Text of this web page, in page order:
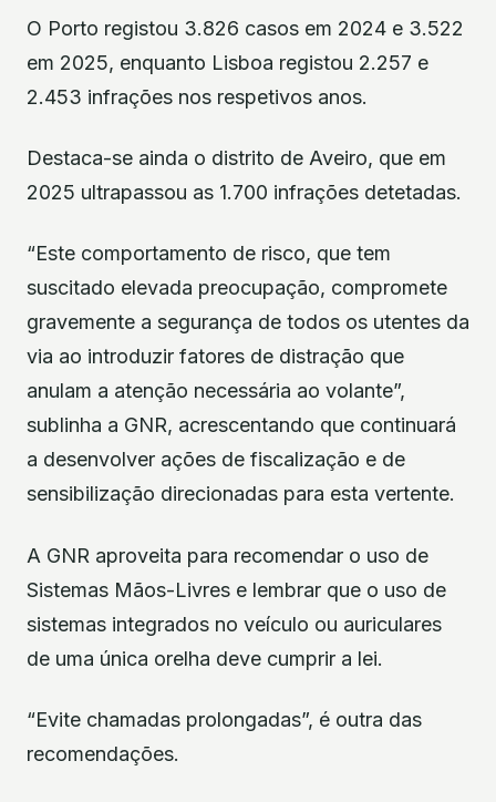
O Porto registou 3.826 casos em 2024 e 3.522
em 2025, enquanto Lisboa registou 2.257 e
2.453 infrações nos respetivos anos.
Destaca-se ainda o distrito de Aveiro, que em
2025 ultrapassou as 1.700 infrações detetadas.
“Este comportamento de risco, que tem
suscitado elevada preocupação, compromete
gravemente a segurança de todos os utentes da
via ao introduzir fatores de distração que
anulam a atenção necessária ao volante”,
sublinha a GNR, acrescentando que continuará
a desenvolver ações de fiscalização e de
sensibilização direcionadas para esta vertente.
A GNR aproveita para recomendar o uso de
Sistemas Mãos-Livres e lembrar que o uso de
sistemas integrados no veículo ou auriculares
de uma única orelha deve cumprir a lei.
“Evite chamadas prolongadas”, é outra das
recomendações.